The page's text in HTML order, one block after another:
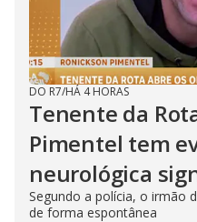
DO R7/HÁ 4 HORAS
Tenente da
Pimentel tem
neurológica
Segundo a polícia, o irmão
de forma espontânea